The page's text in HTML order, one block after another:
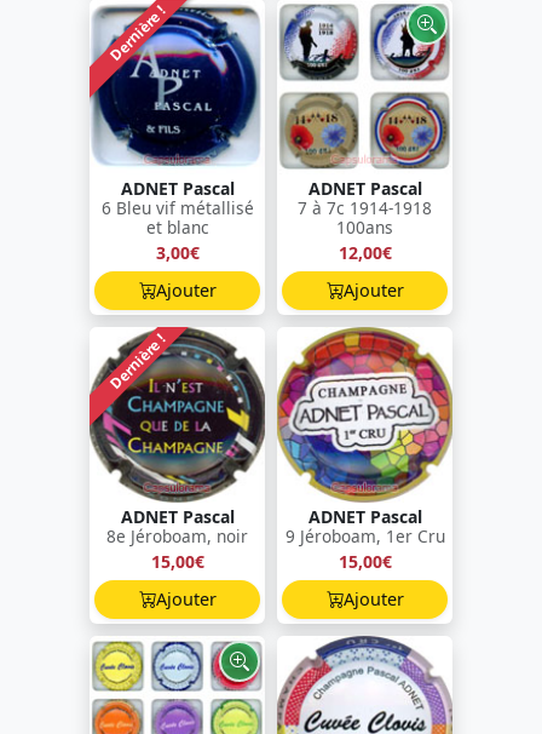
Dernière !
ADNET Pascal
6 Bleu vif métallisé
et blanc
3,00€
Ajouter
ADNET Pascal
7 à 7c 1914-1918
100ans
12,00€
Ajouter
Dernière !
ADNET Pascal
8e Jéroboam, noir
15,00€
Ajouter
ADNET Pascal
9 Jéroboam, 1er Cru
15,00€
Ajouter